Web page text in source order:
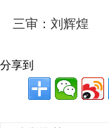
三审：刘辉煌
分享到